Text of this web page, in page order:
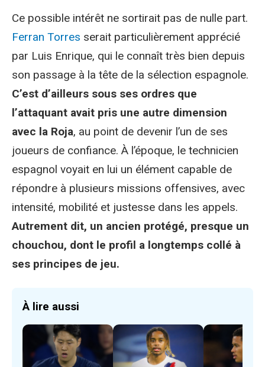
Ce possible intérêt ne sortirait pas de nulle part.
Ferran Torres serait particulièrement apprécié
par Luis Enrique, qui le connaît très bien depuis
son passage à la tête de la sélection espagnole.
C’est d’ailleurs sous ses ordres que
l’attaquant avait pris une autre dimension
avec la Roja, au point de devenir l’un de ses
joueurs de confiance. À l’époque, le technicien
espagnol voyait en lui un élément capable de
répondre à plusieurs missions offensives, avec
intensité, mobilité et justesse dans les appels.
Autrement dit, un ancien protégé, presque un
chouchou, dont le profil a longtemps collé à
ses principes de jeu.
À lire aussi